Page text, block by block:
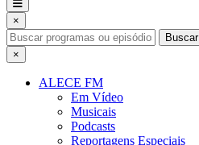
×
Buscar
×
ALECE FM
Em Vídeo
Musicais
Podcasts
Reportagens Especiais